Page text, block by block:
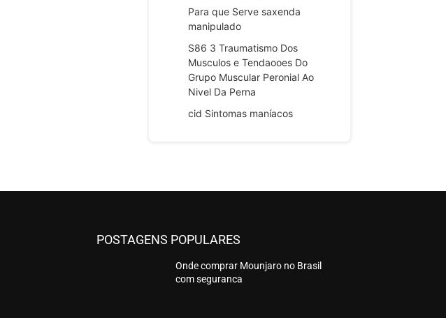
Para que Serve saxenda
manipulado
S86 3 Traumatismo Dos
Musculos e Tendaooes Do
Grupo Muscular Peronial Ao
Nivel Da Perna
cid Sintomas maníacos
POSTAGENS POPULARES
Onde comprar Mounjaro no Brasil
com seguranca